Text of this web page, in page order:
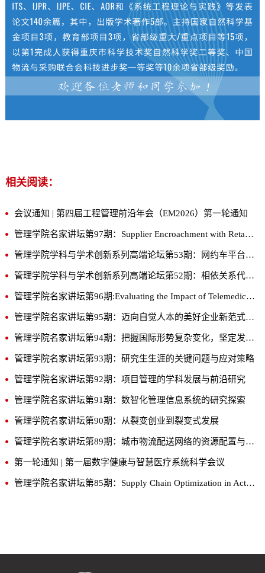
相关阅读：
会议通知 | 第四届工程管理前沿年会（EM2026）第一轮通知
管理学院名家讲坛第97期：Supplier Encroachment with Retailer Partial Upstream Ownership
管理学院学科与学术创新系列高端论坛第53期：网约车平台接入巡游出租车：按需城市出行生态治理研究
管理学院学科与学术创新系列高端论坛第52期：相依关系代价：前置仓的品类与库存优化设计
管理学院名家讲坛第96期:Evaluating the Impact of Telemedicine Services on Community Health: A County-Level Analysis
管理学院名家讲坛第95期：迈向自觉人本的美好企业新范式-从HW-BLM透视胖东来的成功模式及理论启示
管理学院名家讲坛第94期：把握国际形势复杂变化，坚定发展外向型经济
管理学院名家讲坛第93期：研究生生涯的关键问题与应对策略
管理学院名家讲坛第92期：项目管理的学科发展与前沿研究
管理学院名家讲坛第91期：数智化管理信息系统的研究探索
管理学院名家讲坛第90期：从裂变创业到裂变式发展
管理学院名家讲坛第89期：城市物流配送网络的资源配置与数智化协同调度问题研究
第一轮通知 | 第一届数字健康与智慧医疗系统科学会议
管理学院名家讲坛第85期：Supply Chain Optimization in Action